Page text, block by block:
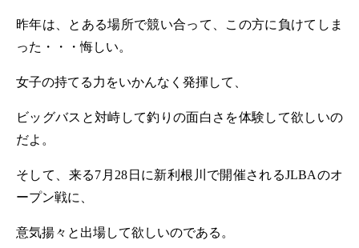
昨年は、とある場所で競い合って、この方に負けてしま
った・・・悔しい。
女子の持てる力をいかんなく発揮して、
ビッグバスと対峙して釣りの面白さを体験して欲しいの
だよ。
そして、来る7 月 28 日に新利根川で開催されるJLBAのオ
ープン戦に、
意気揚々と出場して欲しいのである。